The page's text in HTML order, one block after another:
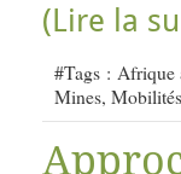
(Lire la
#Tags : Afrique
Mines, Mobilités